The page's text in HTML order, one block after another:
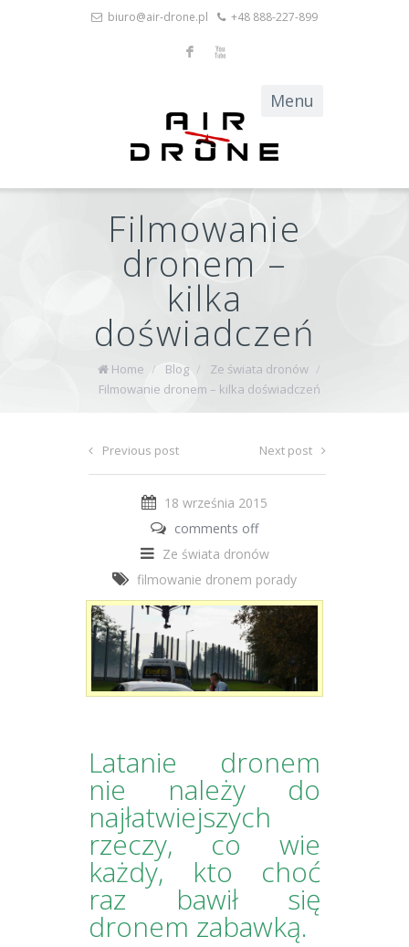
biuro@air-drone.pl +48 888-227-899
F X
Filmowanie
dronem –
kilka
doświadczeń
Home / Blog / Ze świata dronów /
Filmowanie dronem – kilka doświadczeń
Previous post Next post
18 września 2015
comments off
Ze świata dronów
filmowanie dronem porady
Latanie dronem
nie należy do
najłatwiejszych
rzeczy, co wie
każdy, kto choć
raz bawił się
dronem zabawką.